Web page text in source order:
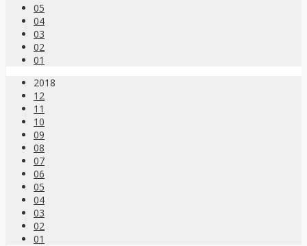
05
04
03
02
01
2018
12
11
10
09
08
07
06
05
04
03
02
01